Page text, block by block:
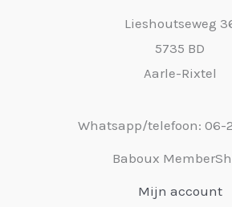
Lieshoutseweg
5735 BD
Aarle-Rixtel
Whatsapp/telefoon: 06-
Baboux
Mijn account